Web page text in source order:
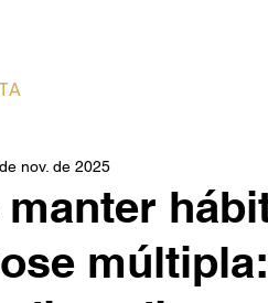
nov. de 2025